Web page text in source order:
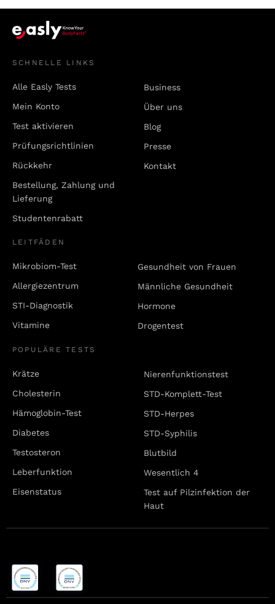
SCHNELLE LINKS
Alle Easly Tests
Mein Konto
Test aktivieren
Prüfungsrichtlinien
Rückkehr
Bestellung, Zahlung und
Lieferung
Studentenrabatt
Business
Über uns
Blog
Presse
Kontakt
LEITFÄDEN
Mikrobiom-Test
Allergiezentrum
STI-Diagnostik
Vitamine
Gesundheit von Frauen
Männliche Gesundheit
Hormone
Drogentest
POPULÄRE TESTS
Krätze
Cholesterin
Hämoglobin-Test
Diabetes
Testosteron
Leberfunktion
Eisenstatus
Nierenfunktionstest
STD-Komplett-Test
STD-Herpes
STD-Syphilis
Blutbild
Wesentlich 4
Test auf Pilzinfektion der
Haut